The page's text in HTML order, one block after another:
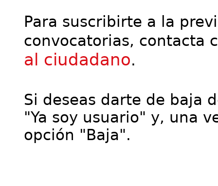
Para suscribirte a la
convocatorias, contacta
al ciudadano.
Si deseas darte de baja
"Ya soy usuario" y, una
opción "Baja".